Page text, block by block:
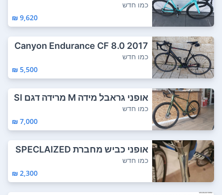
TurQ / Blk...
כמו חדש
9,620 ₪
Canyon Endurance CF 8.0 2017
Frame col...
כמו חדש
5,500 ₪
אופני גראבל מידה M מרידה דגם SI
LEX ש...
כמו חדש
7,000 ₪
אופני כביש מחברת SPECLAIZED
מידה מדיום,...
כמו חדש
2,300 ₪